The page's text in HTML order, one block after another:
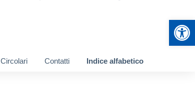
Circolari Contatti Indice alfabetico